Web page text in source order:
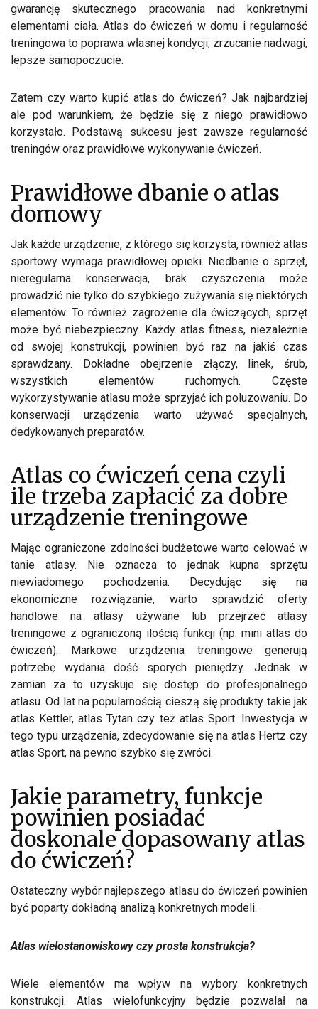
gwarancję skutecznego pracowania nad konkretnymi
elementami ciała. Atlas do ćwiczeń w domu i regularność
treningowa to poprawa własnej kondycji, zrzucanie nadwagi,
lepsze samopoczucie.
Zatem czy warto kupić atlas do ćwiczeń? Jak najbardziej
ale pod warunkiem, że będzie się z niego prawidłowo
korzystało. Podstawą sukcesu jest zawsze regularność
treningów oraz prawidłowe wykonywanie ćwiczeń.
Prawidłowe dbanie o atlas
domowy
Jak każde urządzenie, z którego się korzysta, również atlas
sportowy wymaga prawidłowej opieki. Niedbanie o sprzęt,
nieregularna konserwacja, brak czyszczenia może
prowadzić nie tylko do szybkiego zużywania się niektórych
elementów. To również zagrożenie dla ćwiczących, sprzęt
może być niebezpieczny. Każdy atlas fitness, niezależnie
od swojej konstrukcji, powinien być raz na jakiś czas
sprawdzany. Dokładne obejrzenie złączy, linek, śrub,
wszystkich elementów ruchomych. Częste
wykorzystywanie atlasu może sprzyjać ich poluzowaniu. Do
konserwacji urządzenia warto używać specjalnych,
dedykowanych preparatów.
Atlas co ćwiczeń cena czyli
ile trzeba zapłacić za dobre
urządzenie treningowe
Mając ograniczone zdolności budżetowe warto celować w
tanie atlasy. Nie oznacza to jednak kupna sprzętu
niewiadomego pochodzenia. Decydując się na
ekonomiczne rozwiązanie, warto sprawdzić oferty
handlowe na atlasy używane lub przejrzeć atlasy
treningowe z ograniczoną ilością funkcji (np. mini atlas do
ćwiczeń). Markowe urządzenia treningowe generują
potrzebę wydania dość sporych pieniędzy. Jednak w
zamian za to uzyskuje się dostęp do profesjonalnego
atlasu. Od lat na popularnością cieszą się produkty takie jak
atlas Kettler, atlas Tytan czy też atlas Sport. Inwestycja w
tego typu urządzenia, zdecydowanie się na atlas Hertz czy
atlas Sport, na pewno szybko się zwróci.
Jakie parametry, funkcje
powinien posiadać
doskonale dopasowany atlas
do ćwiczeń?
Ostateczny wybór najlepszego atlasu do ćwiczeń powinien
być poparty dokładną analizą konkretnych modeli.
Atlas wielostanowiskowy czy prosta konstrukcja?
Wiele elementów ma wpływ na wybory konkretnych
konstrukcji. Atlas wielofunkcyjny będzie pozwalał na